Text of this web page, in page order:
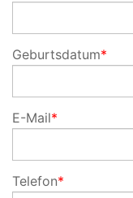
Geburtsdatum*
E-Mail*
Telefon*